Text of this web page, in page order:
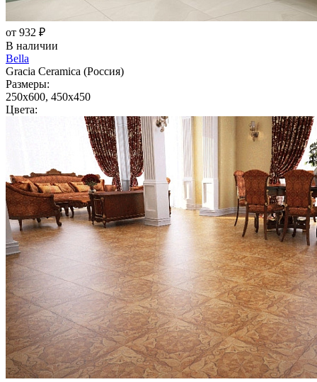
от 932 ₽
В наличии
Bella
Gracia Ceramica (Россия)
Размеры:
250x600, 450x450
Цвета: